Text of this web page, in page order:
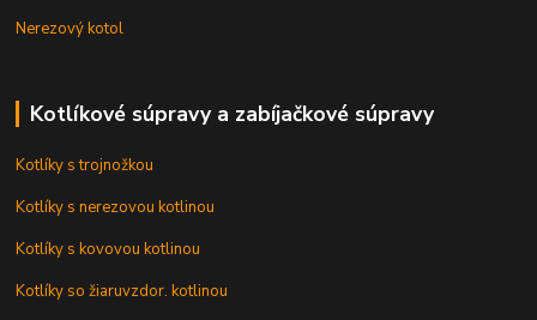
Nerezový kotol
Kotlíkové súpravy a zabíjačkové súpravy
Kotlíky s trojnožkou
Kotlíky s nerezovou kotlinou
Kotlíky s kovovou kotlinou
Kotlíky so žiaruvzdor. kotlinou